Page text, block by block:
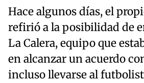
Hace algunos días, el
refirió a la posibilidad de
La Calera, equipo que
en alcanzar un acuerdo
incluso llevarse al